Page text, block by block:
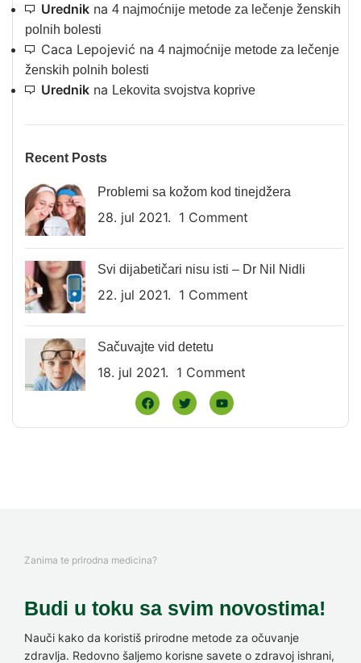
Urednik na 4 najmoćnije metode za lečenje ženskih
polnih bolesti
Caca Lepojević na 4 najmoćnije metode za lečenje
ženskih polnih bolesti
Urednik na Lekovita svojstva koprive
Recent Posts
Problemi sa kožom kod tinejdžera
28. jul 2021. 1 Comment
Svi dijabetičari nisu isti – Dr Nil Nidli
22. jul 2021. 1 Comment
Sačuvajte vid detetu
18. jul 2021. 1 Comment
Zanima te prirodna medicina?
Budi u toku sa svim novostima!
Nauči kako da koristiš prirodne metode za očuvanje
zdravlja. Redovno šaljemo korisne savete o zdravoj ishrani,